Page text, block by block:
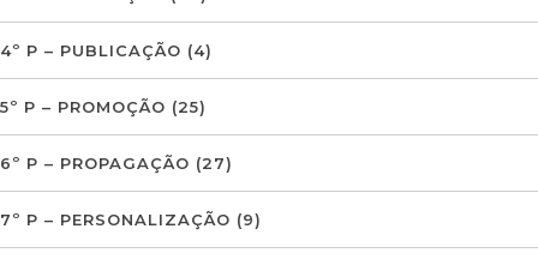
4º P – PUBLICAÇÃO (4)
5º P – PROMOÇÃO (25)
6º P – PROPAGAÇÃO (27)
7º P – PERSONALIZAÇÃO (9)